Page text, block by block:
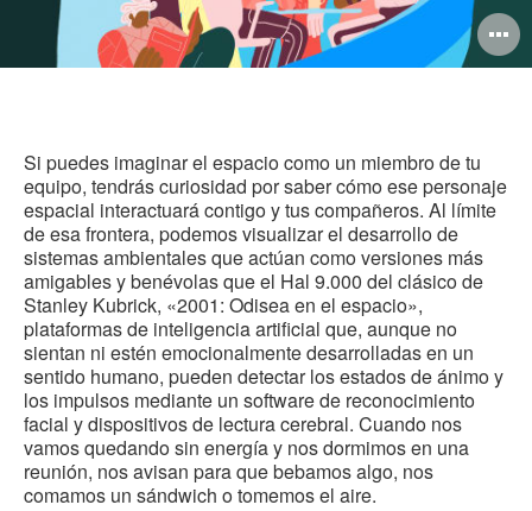
Si puedes imaginar el espacio como un miembro de tu
equipo, tendrás curiosidad por saber cómo ese personaje
espacial interactuará contigo y tus compañeros. Al límite
de esa frontera, podemos visualizar el desarrollo de
sistemas ambientales que actúan como versiones más
amigables y benévolas que el Hal 9.000 del clásico de
Stanley Kubrick, «2001: Odisea en el espacio»,
plataformas de inteligencia artificial que, aunque no
sientan ni estén emocionalmente desarrolladas en un
sentido humano, pueden detectar los estados de ánimo y
los impulsos mediante un software de reconocimiento
facial y dispositivos de lectura cerebral. Cuando nos
vamos quedando sin energía y nos dormimos en una
reunión, nos avisan para que bebamos algo, nos
comamos un sándwich o tomemos el aire.